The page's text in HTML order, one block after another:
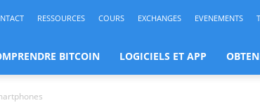
RESSOURCES COURS EXCHANGES EVENEMENTS
BITCOIN LOGICIELS ET APP